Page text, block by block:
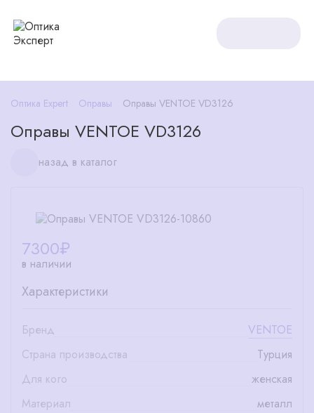
Оптика Expert Оправы Оправы VENTOE VD3126
Оправы VENTOE VD3126
назад в каталог
7300₽
в наличии
Характеристики
Бренд
VENTOE
Страна производства
Турция
Для кого
женская
Материал
металл